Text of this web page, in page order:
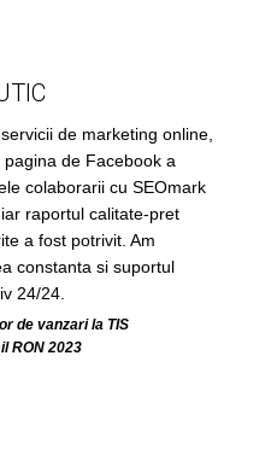
de marketing online,
de Facebook a
colaborarii cu SEOmark
raportul calitate-pret
a fost potrivit. Am
constanta si suportul
24/24.
de vanzari la TIS
RON 2023